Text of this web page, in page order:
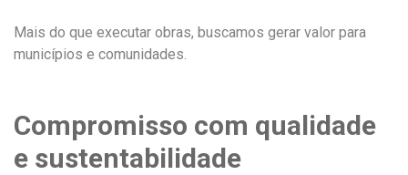
Mais do que executar obras, buscamos gerar valor para
municípios e comunidades.
Compromisso com qualidade
e sustentabilidade